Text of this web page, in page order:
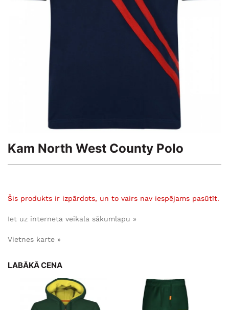
Kam North West County Polo
Šis produkts ir izpārdots, un to vairs nav iespējams pasūtīt.
Iet uz interneta veikala sākumlapu »
Vietnes karte »
LABĀKĀ CENA